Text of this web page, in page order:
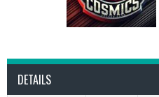
DETAILS